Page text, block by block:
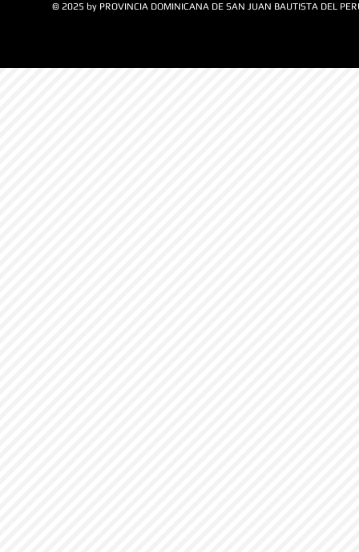
© 2025 by PROVINCIA DOMINICANA DE SAN JUAN BAUTISTA DEL